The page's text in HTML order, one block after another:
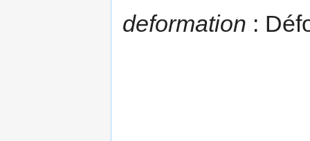
deformation :